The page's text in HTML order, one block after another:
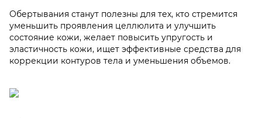
Обертывания станут полезны для тех, кто стремится
уменьшить проявления целлюлита и улучшить
состояние кожи, желает повысить упругость и
эластичность кожи, ищет эффективные средства для
коррекции контуров тела и уменьшения объемов.